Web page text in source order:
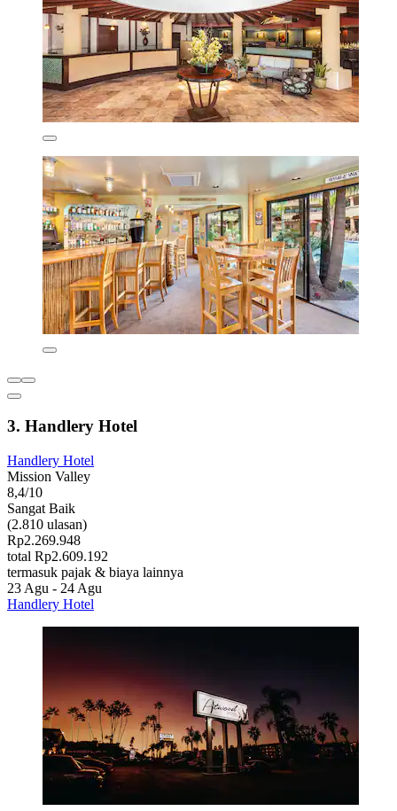
3. Handlery Hotel
Handlery Hotel
Mission Valley
8,4/10
Sangat Baik
(2.810 ulasan)
Rp2.269.948
total Rp2.609.192
termasuk pajak & biaya lainnya
23 Agu - 24 Agu
Handlery Hotel